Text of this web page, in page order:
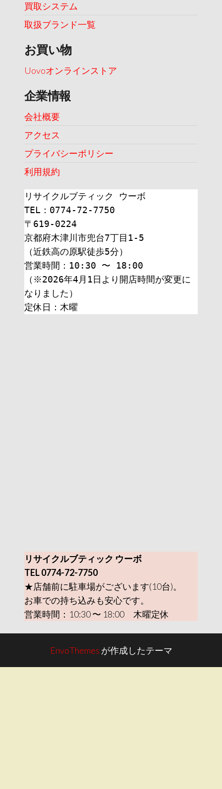
買取システム
取扱ブランド一覧
お買い物
Uovoオンラインストア
企業情報
会社概要
アクセス
プライバシーポリシー
利用規約
リサイクルブティック ウーボ
TEL：0774-72-7750
〒619-0224
京都府木津川市兜台7丁目1-5
（近鉄高の原駅徒歩5分）
営業時間：10:30 〜 18:00
（※2026年4月1日より開店時間が変更に
なりました）
定休日：木曜
リサイクルブティック ウーボ
TEL 0774-72-7750
★店舗前に駐車場がございます(10台)。
お車での持ち込みも安心です。
営業時間：10:30 〜 18:00 木曜定休
EnvoThemes が作成したテーマ